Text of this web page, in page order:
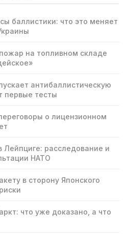
баллистики: что это меняет
на топливном складе
антибаллистическую
первые тесты
о лицензионном
Лейпциге: расследование и
НАТО
в сторону Японского
что уже доказано, а что